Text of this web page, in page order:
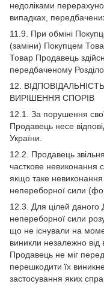
недоліками
випадках,
11.9. При обміні
(заміни) Покупцем
Товар Продавець
передбаченому
12.
ВИРІШЕННЯ СПОРІВ
12.1. За порушення
Продавець несе
України.
12.2. Продавець
часткове невиконання
якщо таке невиконання
непереборної сили
12.3. Для цілей даного
непереборної сили
що не існували на
виникли незалежно
Продавець не міг
перешкодити їх
застосування яких